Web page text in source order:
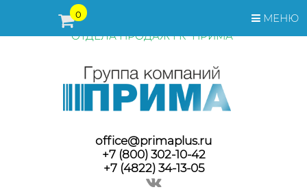
МЕНЮ
0
ПЕРЕД ОФОРМЛЕНИЕМ ЗАКАЗА, СТОИМОСТЬ И СРОКИ
ПОСТАВКИ ТОВАРА УТОЧНЯЙТЕ У МЕНЕДЖЕРОВ
ОТДЕЛА ПРОДАЖ ГК "ПРИМА"
office@primaplus.ru
+7 (800) 302-10-42
+7 (4822) 34-13-05